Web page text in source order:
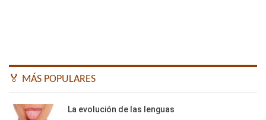
🏅 MÁS POPULARES
La evolución de las lenguas